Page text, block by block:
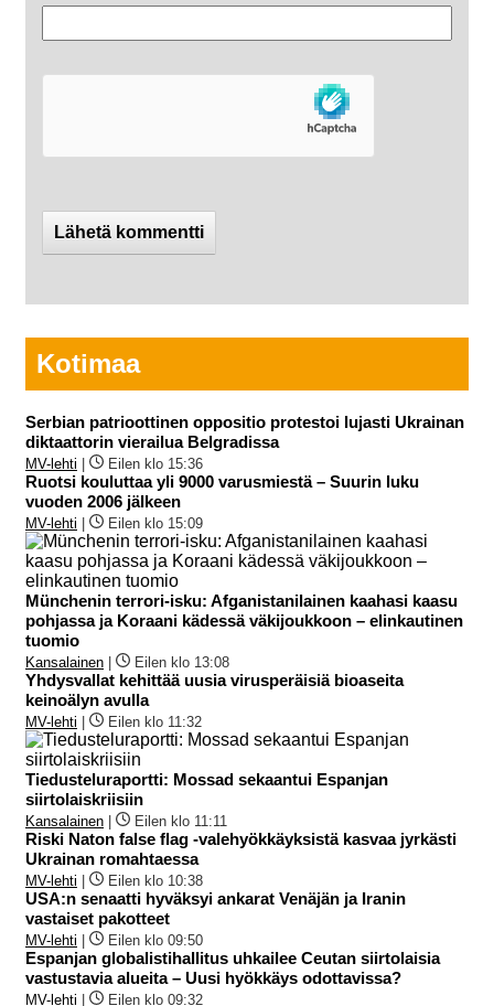
Kotimaa
Serbian patrioottinen oppositio protestoi lujasti Ukrainan
diktaattorin vierailua Belgradissa
MV-lehti Eilen klo 15:36
Ruotsi kouluttaa yli 9000 varusmiestä – Suurin luku
vuoden 2006 jälkeen
MV-lehti Eilen klo 15:09
Münchenin terrori-isku: Afganistanilainen kaahasi kaasu
pohjassa ja Koraani kädessä väkijoukkoon – elinkautinen
tuomio
Kansalainen Eilen klo 13:08
Yhdysvallat kehittää uusia virusperäisiä bioaseita
keinoälyn avulla
MV-lehti Eilen klo 11:32
Tiedusteluraportti: Mossad sekaantui Espanjan
siirtolaiskriisiin
Kansalainen Eilen klo 11:11
Riski Naton false flag -valehyökkäyksistä kasvaa jyrkästi
Ukrainan romahtaessa
MV-lehti Eilen klo 10:38
USA:n senaatti hyväksyi ankarat Venäjän ja Iranin
vastaiset pakotteet
MV-lehti Eilen klo 09:50
Espanjan globalistihallitus uhkailee Ceutan siirtolaisia
vastustavia alueita – Uusi hyökkäys odottavissa?
MV-lehti Eilen klo 09:32